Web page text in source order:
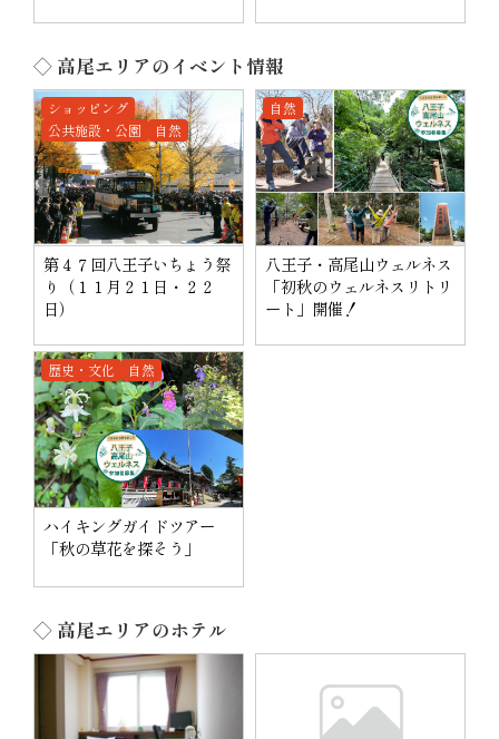
◇ 高尾エリアのイベント情報
ショッピング
公共施設・公園
自然
第４７回八王子いちょう祭
り（１１月２１日・２２
日）
自然
八王子・高尾山ウェルネス
「初秋のウェルネスリトリ
ート」開催！
歴史・文化 自然
ハイキングガイドツアー
「秋の草花を探そう」
◇ 高尾エリアのホテル